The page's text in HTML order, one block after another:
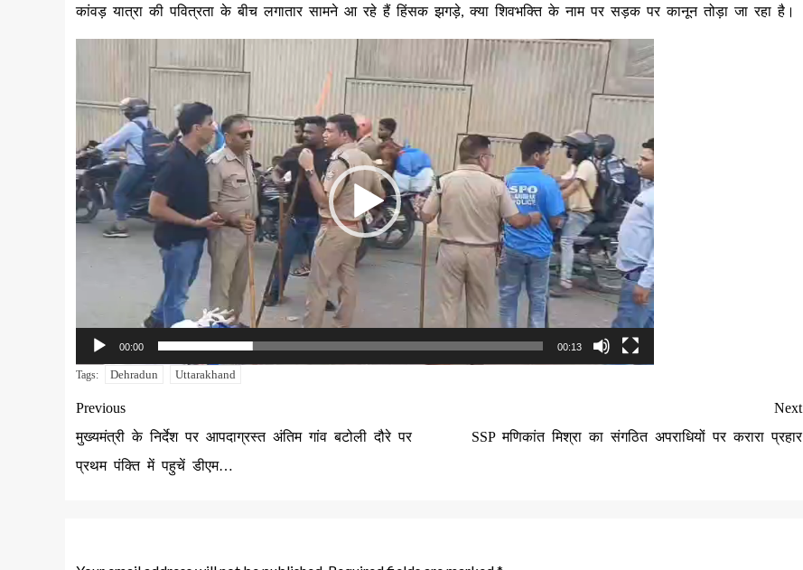
कांवड़ यात्रा की पवित्रता के बीच लगातार सामने आ रहे हैं हिंसक झगड़े, क्या शिवभक्ति के नाम पर सड़क पर कानून तोड़ा जा रहा है।
00:00 00:13
Tags: Dehradun Uttarakhand
Previous
मुख्यमंत्री के निर्देश पर आपदाग्रस्त अंतिम गांव बटोली दौरे पर
प्रथम पंक्ति में पहुचें डीएम…
Next
SSP मणिकांत मिश्रा का संगठित अपराधियों पर करारा प्रहार